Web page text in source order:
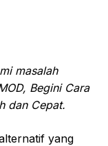
masalah
Begini Cara
dan Cepat.
yang